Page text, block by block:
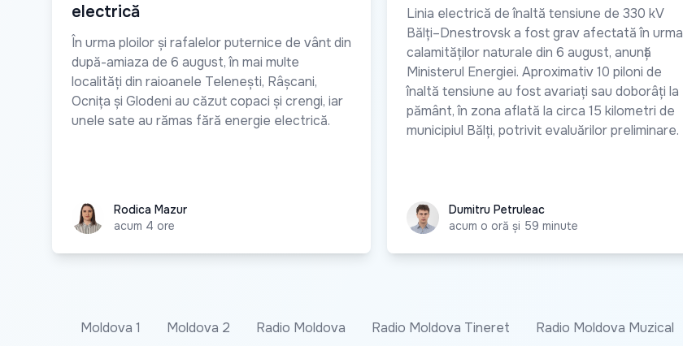
electrică
În urma ploilor și rafalelor puternice de vânt din
după-amiaza de 6 august, în mai multe
localități din raioanele Telenești, Râșcani,
Ocnița și Glodeni au căzut copaci și crengi, iar
unele sate au rămas fără energie electrică.
Rodica MazurRodica Mazur
acum 4 ore
Linia electrică de înaltă tensiune de 330 kV
Bălți–Dnestrovsk a fost grav afectată în urma
calamităților naturale din 6 august, anunță
Ministerul Energiei. Aproximativ 10 piloni de
înaltă tensiune au fost avariați sau doborâți la
pământ, în zona aflată la circa 15 kilometri de
municipiul Bălți, potrivit evaluărilor preliminare.
Dumitru Petruleac
Dumitru Petruleac
acum o oră și 59 minute
Moldova 1 Moldova 2 Radio Moldova Radio Moldova Tineret Radio Moldova Muzical